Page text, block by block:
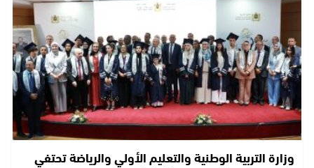
وزارة التربية الوطنية والتعليم الأولي والرياضة تحتفي